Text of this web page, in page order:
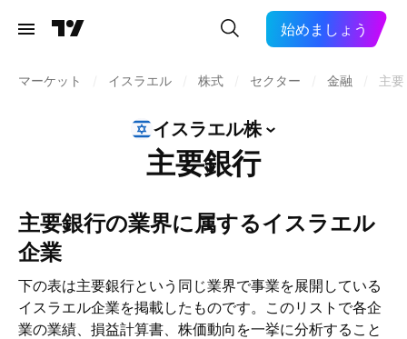
始めましょう
マーケット イスラエル 株式 セクター 金融 主
イスラエル株
主要銀行
主要銀行の業界に属するイスラエル
企業
下の表は主要銀行という同じ業界で事業を展開している
イスラエル企業を掲載したものです。このリストで各企
業の業績、損益計算書、株価動向を一挙に分析すること